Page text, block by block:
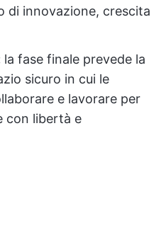
di innovazione, crescita
la fase finale prevede la
sicuro in cui le
e lavorare per
con libertà e